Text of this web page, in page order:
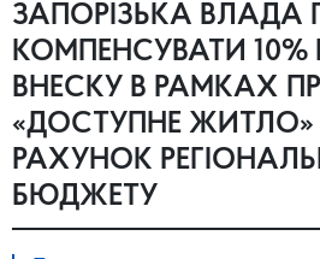
ЗАПОРІЗЬКА ВЛАДА
КОМПЕНСУВАТИ
ВНЕСКУ В РАМКАХ
«ДОСТУПНЕ ЖИТЛО»
РАХУНОК
БЮДЖЕТУ